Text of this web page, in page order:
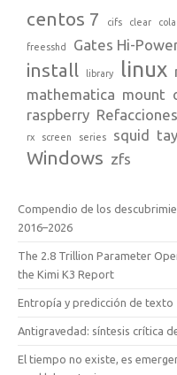
centos 7 cifs clear cola
freesshd Gates Hi-
install library linux
mathematica mount
raspberry
rx screen series squid
Windows zfs
Compendio de los
2016–2026
The 2.8 Trillion Parameter
the Kimi K3 Report
Entropía y predicción de texto
Antigravedad: síntesis crítica
El tiempo no existe, es